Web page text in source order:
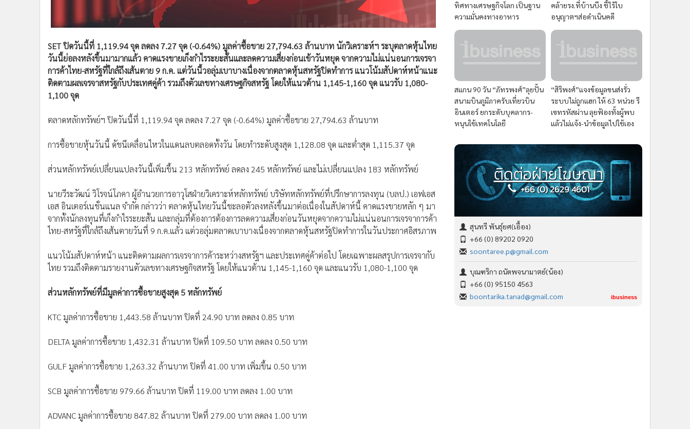
SET ปิดวันนี้ที่ 1,119.94 จุด ลดลง 7.27 จุด (-0.64%) มูลค่าซื้อขาย 27,794.63 ล้านบาท นักวิเคราะห์ฯ ระบุตลาดหุ้นไทย
วันนี้ย่อลงหลังขึ้นมามากแล้ว คาดแรงขายเก็งกำไรระยะสั้นและลดความเสี่ยงก่อนเข้าวันหยุด จากความไม่แน่นอนการเจรจา
การค้าไทย-สหรัฐที่ใกล้ถึงเส้นตาย 9 ก.ค. แต่วันนี้วอลุ่มเบาบางเนื่องจากตลาดหุ้นสหรัฐปิดทำการ แนวโน้มสัปดาห์หน้าแนะ
ติดตามผลเจรจาสหรัฐกับประเทศคู่ค้า รวมถึงตัวเลขทางเศรษฐกิจสหรัฐ โดยให้แนวต้าน 1,145-1,160 จุด แนวรับ 1,080-
1,100 จุด
ตลาดหลักทรัพย์ฯ ปิดวันนี้ที่ 1,119.94 จุด ลดลง 7.27 จุด (-0.64%) มูลค่าซื้อขาย 27,794.63 ล้านบาท
การซื้อขายหุ้นวันนี้ ดัชนีเคลื่อนไหวในแดนลบตลอดทั้งวัน โดยทำระดับสูงสุด 1,128.08 จุด และต่ำสุด 1,115.37 จุด
ส่วนหลักทรัพย์เปลี่ยนแปลงวันนี้เพิ่มขึ้น 213 หลักทรัพย์ ลดลง 245 หลักทรัพย์ และไม่เปลี่ยนแปลง 183 หลักทรัพย์
นายวีระวัฒน์ วิโรจน์โภคา ผู้อำนวยการอาวุโสฝ่ายวิเคราะห์หลักทรัพย์ บริษัทหลักทรัพย์ที่ปรึกษาการลงทุน (บลป.) เอฟเอส
เอส อินเตอร์เนชั่นแนล จำกัด กล่าวว่า ตลาดหุ้นไทยวันนี้ชะลอตัวลงหลังขึ้นมาต่อเนื่องในสัปดาห์นี้ คาดแรงขายหลัก ๆ มา
จากทั้งนักลงทุนที่เก็งกำไรระยะสั้น และกลุ่มที่ต้องการต้องการลดความเสี่ยงก่อนวันหยุดจากความไม่แน่นอนการเจรจาการค้า
ไทย-สหรัฐที่ใกล้ถึงเส้นตายวันที่ 9 ก.ค.แล้ว แต่วอลุ่มตลาดเบาบางเนื่องจากตลาดหุ้นสหรัฐปิดทำการในวันประกาศอิสรภาพ
แนวโน้มสัปดาห์หน้า แนะติดตามผลการเจรจาการค้าระหว่างสหรัฐฯ และประเทศคู่ค้าต่อไป โดยเฉพาะผลสรุปการเจรจากับ
ไทย รวมถึงติดตามรายงานตัวเลขทางเศรษฐกิจสหรัฐ โดยให้แนวต้าน 1,145-1,160 จุด และแนวรับ 1,080-1,100 จุด
ส่วนหลักทรัพย์ที่มีมูลค่าการซื้อขายสูงสุด 5 หลักทรัพย์
KTC มูลค่าการซื้อขาย 1,443.58 ล้านบาท ปิดที่ 24.90 บาท ลดลง 0.85 บาท
DELTA มูลค่าการซื้อขาย 1,432.31 ล้านบาท ปิดที่ 109.50 บาท ลดลง 0.50 บาท
GULF มูลค่าการซื้อขาย 1,263.32 ล้านบาท ปิดที่ 41.00 บาท เพิ่มขึ้น 0.50 บาท
SCB มูลค่าการซื้อขาย 979.66 ล้านบาท ปิดที่ 119.00 บาท ลดลง 1.00 บาท
ADVANC มูลค่าการซื้อขาย 847.82 ล้านบาท ปิดที่ 279.00 บาท ลดลง 1.00 บาท
ทิศทางเศรษฐกิจโลก เป็นฐาน
ความมั่นคงทางอาหาร
คล้ายรง.ที่บ้านบึง ชี้ไร้ใบ
อนุญาตฯส่อดำเนินคดี
สแกน 90 วัน “ภัทรพงศ์”ลุยปั้น
สนามบินภูมิภาครับเที่ยวบิน
อินเตอร์ ยกระดับบุคลากร-
หนุนใช้เทคโนโลยี
“สิริพงศ์”แจงข้อมูลขนส่งรั่ว
ระบบไม่ถูกแฮก ให้ 63 หน่วย รี
เซทรหัสผ่าน ลุยฟ้องทั้งผู้พบ
แล้วไม่แจ้ง-นำข้อมูลไปใช้เอง
ติดต่อฝ่ายโฆษณา
+66 (0) 2629 4601
สุนทรี พันธุ์ยศ(เอื้อง)
+66 (0) 89202 0920
soontaree.p@gmail.com
บุณฑริกา ถนัดพจนามาตย์(น้อง)
+66 (0) 95150 4563
boontarika.tanad@gmail.com
ibusiness